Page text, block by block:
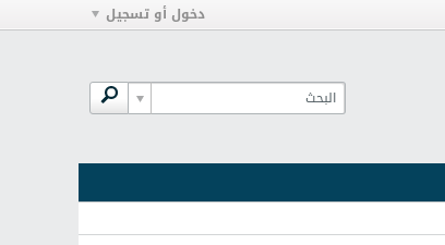
دخول أو تسجيل